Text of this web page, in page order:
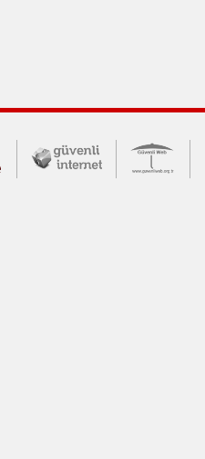
İletişim Merkezi
Çocuklar Güvende (yeni
Güvenli